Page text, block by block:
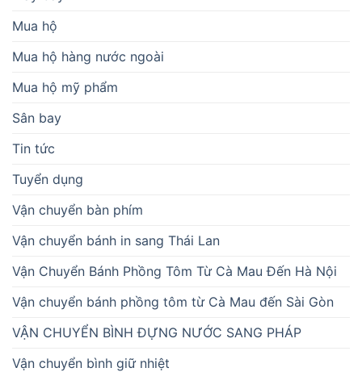
Mua hộ
Mua hộ hàng nước ngoài
Mua hộ mỹ phẩm
Sân bay
Tin tức
Tuyển dụng
Vận chuyển bàn phím
Vận chuyển bánh in sang Thái Lan
Vận Chuyển Bánh Phồng Tôm Từ Cà Mau Đến Hà Nội
Vận chuyển bánh phồng tôm từ Cà Mau đến Sài Gòn
VẬN CHUYỂN BÌNH ĐỰNG NƯỚC SANG PHÁP
Vận chuyển bình giữ nhiệt